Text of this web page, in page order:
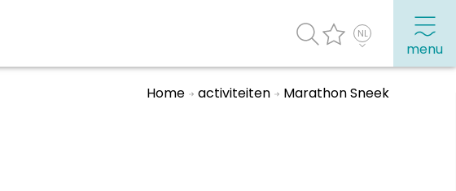
menu
Home activiteiten Marathon Sneek